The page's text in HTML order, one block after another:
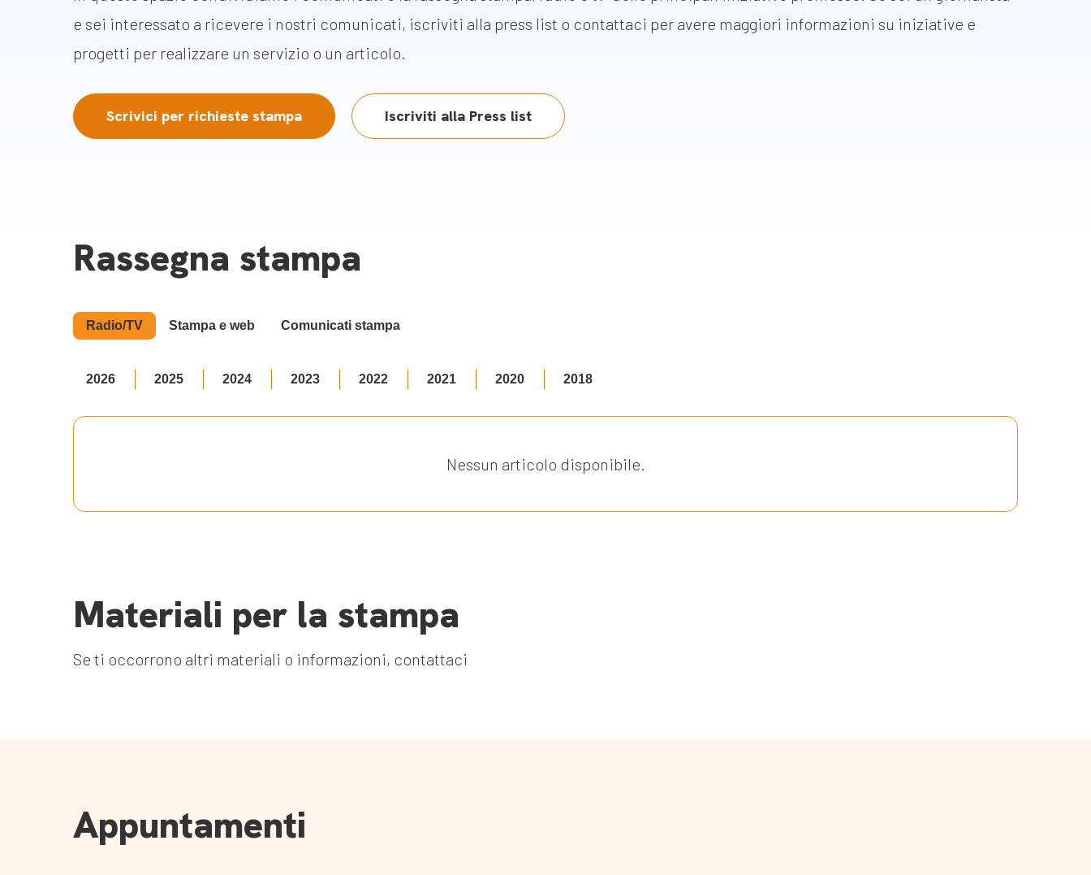
e sei interessato a ricevere i nostri comunicati, iscriviti alla press list o contattaci per avere maggiori informazioni su iniziative e
progetti per realizzare un servizio o un articolo.
Scrivici per richieste stampa Iscriviti alla Press list
Rassegna stampa
Radio/TV Stampa e web Comunicati stampa
2026 2025 2024 2023 2022 2021 2020 2018
Nessun articolo disponibile.
Materiali per la stampa
Se ti occorrono altri materiali o informazioni, contattaci
Appuntamenti
Bilancio di missione
News e appuntamenti
News
Appuntamenti
Videomagazine e blog
progetti